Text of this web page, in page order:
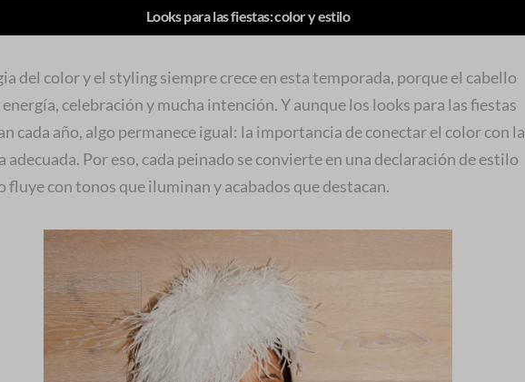
Looks para las fiestas: color y estilo
del color y el styling siempre crece en esta temporada, porque el cabello
celebración y mucha intención. Y aunque los looks para las fiestas
cada año, algo permanece igual: la importancia de conectar el color con la
adecuada. Por eso, cada peinado se convierte en una declaración de estilo
fluye con tonos que iluminan y acabados que destacan.